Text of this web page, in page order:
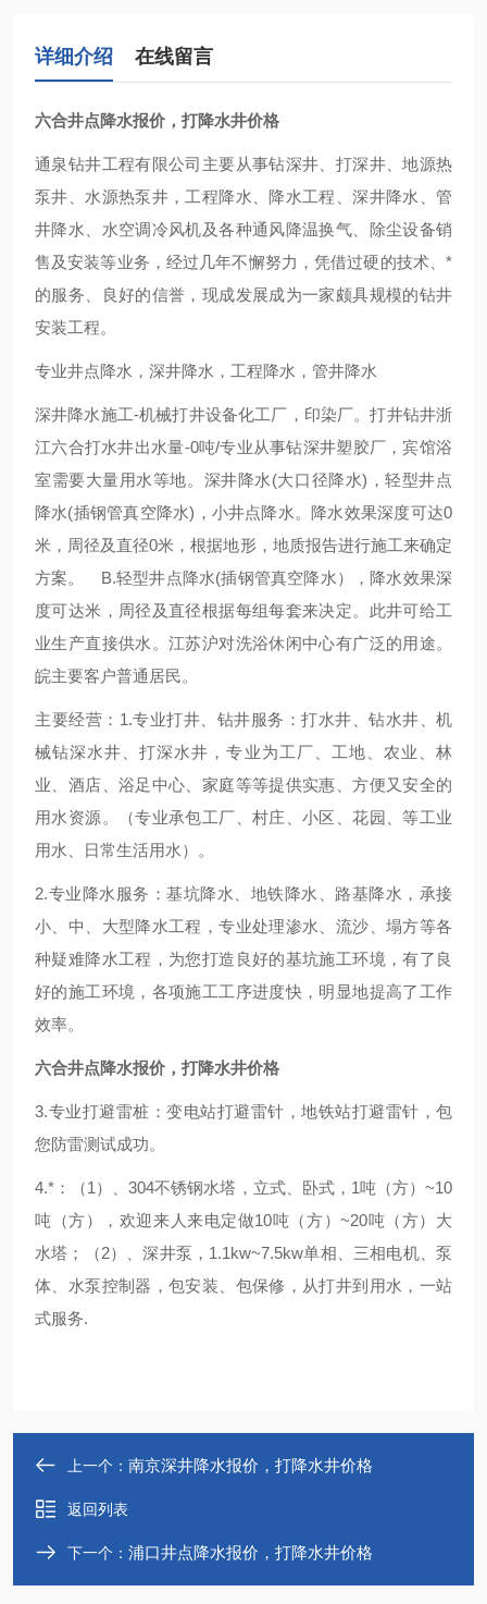
详细介绍 在线留言
六合井点降水报价，打降水井价格
通泉钻井工程有限公司主要从事钻深井、打深井、地源热
泵井、水源热泵井，工程降水、降水工程、深井降水、管
井降水、水空调冷风机及各种通风降温换气、除尘设备销
售及安装等业务，经过几年不懈努力，凭借过硬的技术、*
的服务、良好的信誉，现成发展成为一家颇具规模的钻井
安装工程。
专业井点降水，深井降水，工程降水，管井降水
深井降水施工-机械打井设备化工厂，印染厂。打井钻井浙
江六合打水井出水量-0吨/专业从事钻深井塑胶厂，宾馆浴
室需要大量用水等地。深井降水(大口径降水)，轻型井点
降水(插钢管真空降水)，小井点降水。降水效果深度可达0
米，周径及直径0米，根据地形，地质报告进行施工来确定
方案。 B.轻型井点降水(插钢管真空降水），降水效果深
度可达米，周径及直径根据每组每套来决定。此井可给工
业生产直接供水。江苏沪对洗浴休闲中心有广泛的用途。
皖主要客户普通居民。
主要经营：1.专业打井、钻井服务：打水井、钻水井、机
械钻深水井、打深水井，专业为工厂、工地、农业、林
业、酒店、浴足中心、家庭等等提供实惠、方便又安全的
用水资源。（专业承包工厂、村庄、小区、花园、等工业
用水、日常生活用水）。
2.专业降水服务：基坑降水、地铁降水、路基降水，承接
小、中、大型降水工程，专业处理渗水、流沙、塌方等各
种疑难降水工程，为您打造良好的基坑施工环境，有了良
好的施工环境，各项施工工序进度快，明显地提高了工作
效率。
六合井点降水报价，打降水井价格
3.专业打避雷桩：变电站打避雷针，地铁站打避雷针，包
您防雷测试成功。
4.*：（1）、304不锈钢水塔，立式、卧式，1吨（方）~10
吨（方），欢迎来人来电定做10吨（方）~20吨（方）大
水塔；（2）、深井泵，1.1kw~7.5kw单相、三相电机、泵
体、水泵控制器，包安装、包保修，从打井到用水，一站
式服务.
上一个： 南京深井降水报价，打降水井价格
返回列表
下一个： 浦口井点降水报价，打降水井价格